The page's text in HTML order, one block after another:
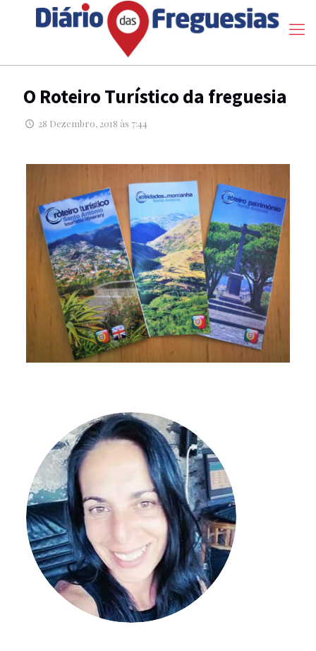
O Roteiro Turístico da freguesia
28 Dezembro, 2018 às 7:44